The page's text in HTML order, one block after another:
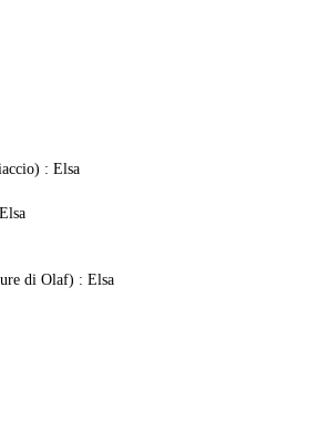
: Elsa
di Olaf) : Elsa